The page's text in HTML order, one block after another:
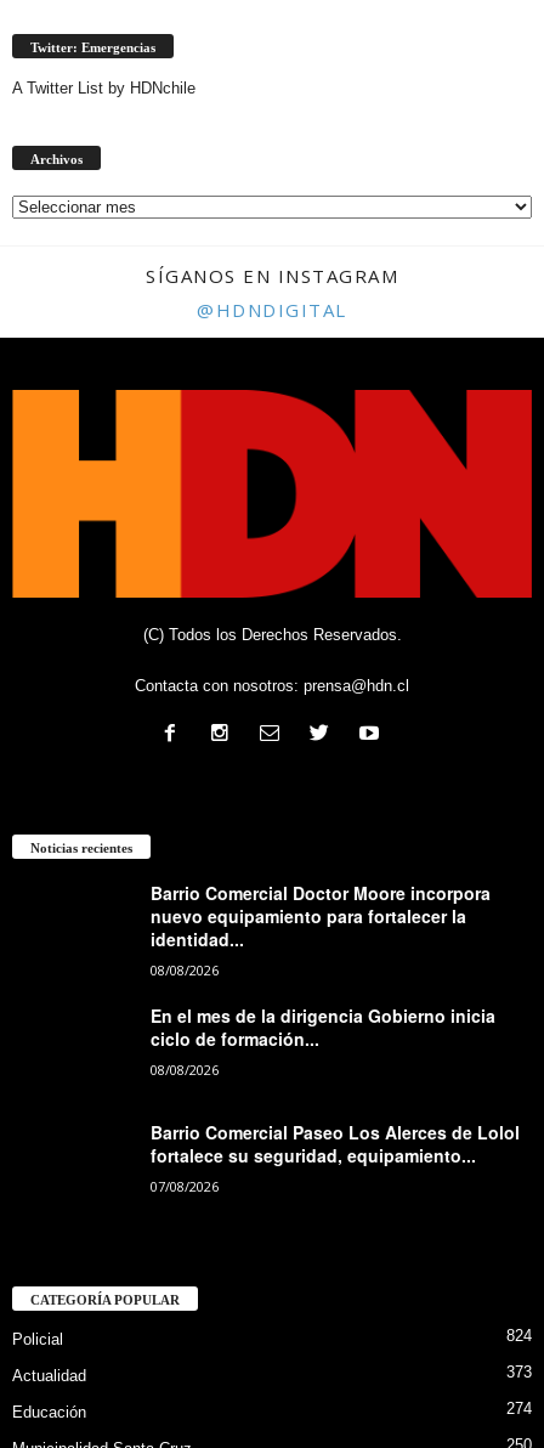
Twitter: Emergencias
A Twitter List by HDNchile
Archivos
SÍGANOS EN INSTAGRAM
@HDNDIGITAL
(C) Todos los Derechos Reservados.
Contacta con nosotros: prensa@hdn.cl
Noticias recientes
Barrio Comercial Doctor Moore incorpora
nuevo equipamiento para fortalecer la
identidad...
08/08/2026
En el mes de la dirigencia Gobierno inicia
ciclo de formación...
08/08/2026
Barrio Comercial Paseo Los Alerces de Lolol
fortalece su seguridad, equipamiento...
07/08/2026
CATEGORÍA POPULAR
Policial 824
Actualidad 373
Educación 274